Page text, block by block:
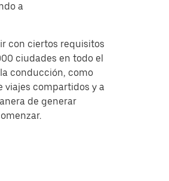
a
con ciertos requisitos
ciudades en todo el
conducción, como
viajes compartidos y a
de generar